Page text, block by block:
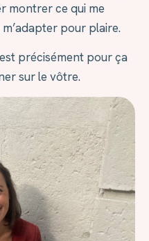
montrer ce qui me
pour plaire.
précisément pour ça
sur le vôtre.